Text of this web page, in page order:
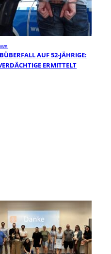
AUF 52-JÄHRIGE:
ERMITTELT